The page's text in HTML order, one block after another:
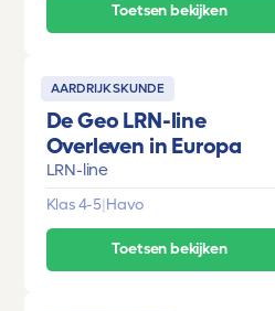
Toetsen bekijken
AARDRIJKSKUNDE
De Geo LRN-line
Overleven in Europa
LRN-line
Klas 4-5|Havo
Toetsen bekijken